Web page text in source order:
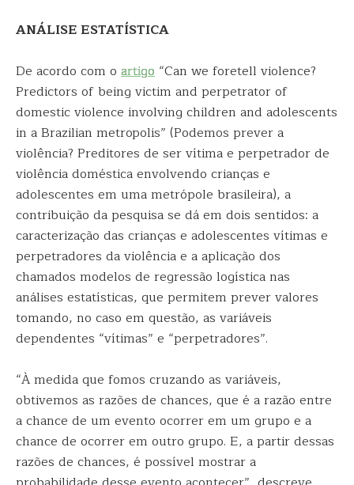
ANÁLISE ESTATÍSTICA
De acordo com o artigo “Can we foretell violence?
Predictors of being victim and perpetrator of
domestic violence involving children and adolescents
in a Brazilian metropolis” (Podemos prever a
violência? Preditores de ser vítima e perpetrador de
violência doméstica envolvendo crianças e
adolescentes em uma metrópole brasileira), a
contribuição da pesquisa se dá em dois sentidos: a
caracterização das crianças e adolescentes vítimas e
perpetradores da violência e a aplicação dos
chamados modelos de regressão logística nas
análises estatísticas, que permitem prever valores
tomando, no caso em questão, as variáveis ​​
dependentes “vítimas” e “perpetradores”.
“À medida que fomos cruzando as variáveis,
obtivemos as razões de chances, que é a razão entre
a chance de um evento ocorrer em um grupo e a
chance de ocorrer em outro grupo. E, a partir dessas
razões de chances, é possível mostrar a